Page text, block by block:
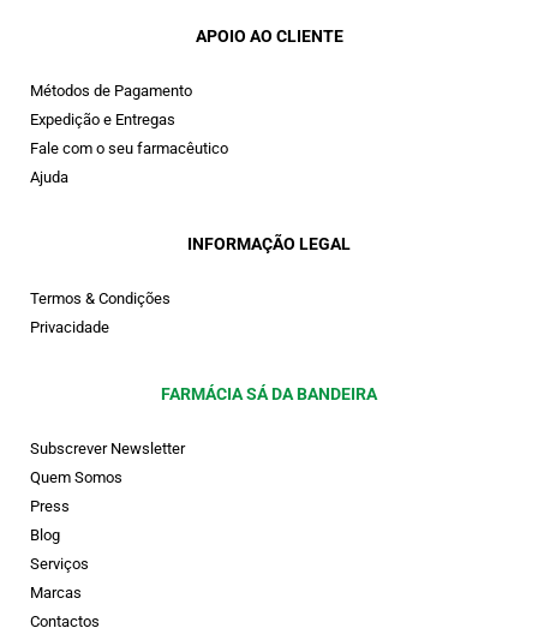
APOIO AO CLIENTE
Métodos de Pagamento
Expedição e Entregas
Fale com o seu farmacêutico
Ajuda
INFORMAÇÃO LEGAL
Termos & Condições
Privacidade
FARMÁCIA SÁ DA BANDEIRA
Subscrever Newsletter
Quem Somos
Press
Blog
Serviços
Marcas
Contactos